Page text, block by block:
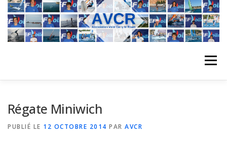
Aller
contenu
Menu
Régate Miniwich
PUBLIÉ LE 12 OCTOBRE 2014 PAR AVCR